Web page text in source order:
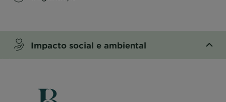
Impacto social e ambiental